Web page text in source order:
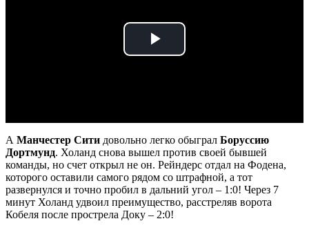
Play
А Манчестер Сити довольно легко обыграл Боруссию
Дортмунд. Холанд снова вышел против своей бывшей
команды, но счет открыл не он. Рейндерс отдал на Фодена,
которого оставили самого рядом со штрафной, а тот
развернулся и точно пробил в дальний угол – 1:0! Через 7
минут Холанд удвоил преимущество, расстреляв ворота
Кобеля после прострела Доку – 2:0!